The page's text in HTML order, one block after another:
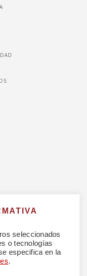
seleccionados
o tecnologías
especifica en la
.